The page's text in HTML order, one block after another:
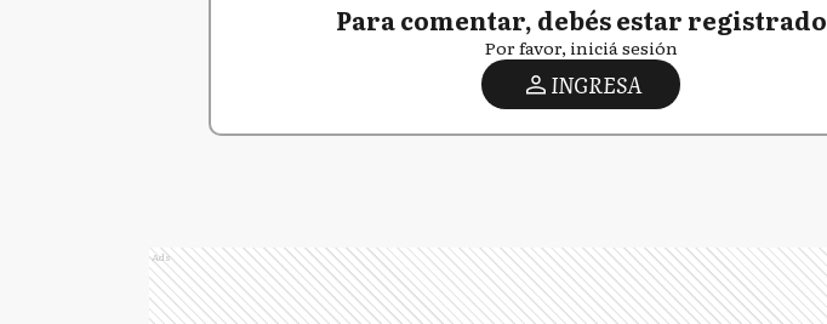
Para comentar, debés estar registrado
Por favor, iniciá sesión
INGRESA
Ads